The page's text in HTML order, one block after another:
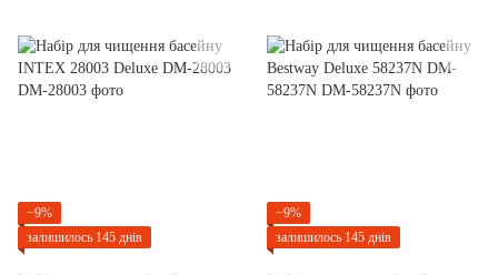
−9%
залишилось 145 днів
−9%
залишилось 145 днів